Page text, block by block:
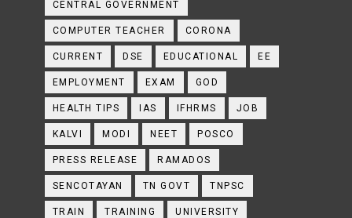
CENTRAL GOVERNMENT
COMPUTER TEACHER CORONA
CURRENT DSE EDUCATIONAL EE
EMPLOYMENT EXAM GOD
HEALTH TIPS IAS IFHRMS JOB
KALVI MODI NEET POSCO
PRESS RELEASE RAMADOS
SENCOTAYAN TN GOVT TNPSC
TRAIN TRAINING UNIVERSITY